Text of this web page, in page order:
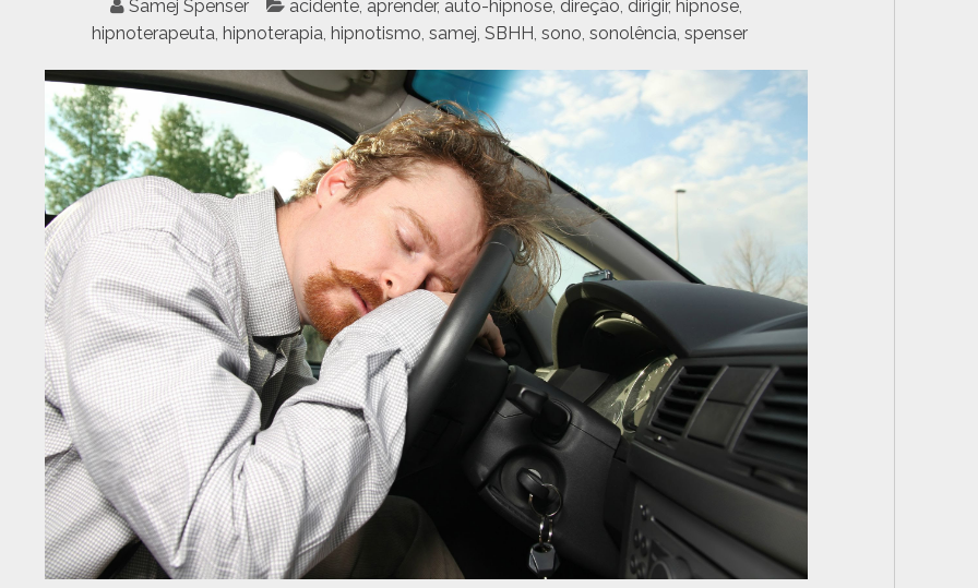
Samej Spenser acidente, aprender, auto-hipnose, direção, dirigir, hipnose,
hipnoterapeuta, hipnoterapia, hipnotismo, samej, SBHH, sono, sonolência, spenser